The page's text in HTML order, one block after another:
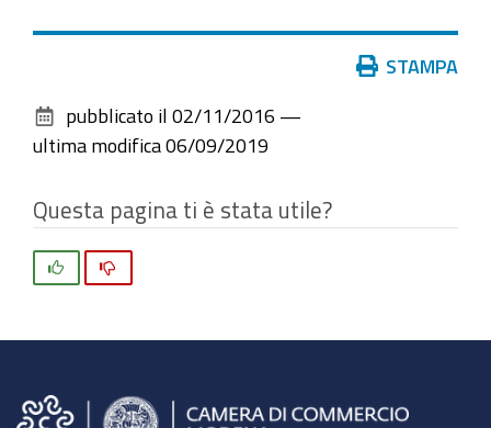
documento
STAMPA
pubblicato il 02/11/2016 —
ultima modifica 06/09/2019
Questa pagina ti è stata utile?